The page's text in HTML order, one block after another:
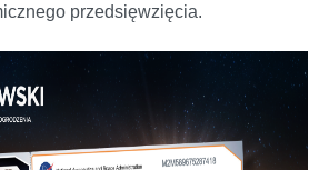
przedsięwzięcia.